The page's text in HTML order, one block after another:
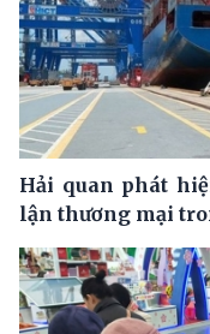
Hải quan phát
lận thương mại